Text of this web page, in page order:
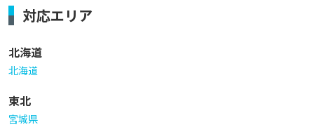
対応エリア
北海道
北海道
東北
宮城県